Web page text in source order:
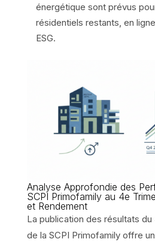
énergétique sont prévus
résidentiels restants, en
ESG.
Analyse Approfondie des
SCPI Primofamily au 4e
et Rendement
La publication des résultats du
de la SCPI Primofamily offre